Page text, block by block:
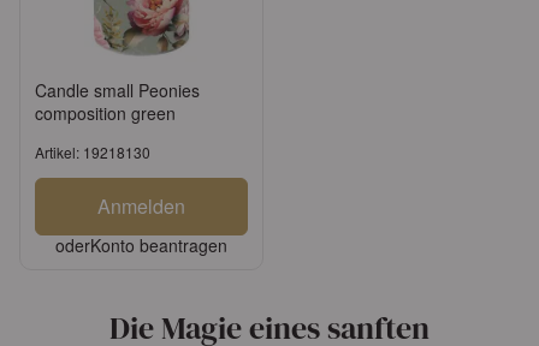
Candle small Peonies
composition green
Artikel: 19218130
Anmelden
oderKonto beantragen
Die Magie eines sanften